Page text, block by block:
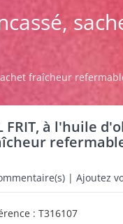
fraîcheur
FRIT, à l'huile
| Ajoutez
: T316107